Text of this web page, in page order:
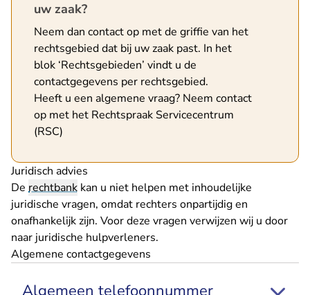
uw zaak?
Neem dan contact op met de griffie van het
rechtsgebied dat bij uw zaak past. In het
blok ‘Rechtsgebieden’ vindt u de
contactgegevens per rechtsgebied.
Heeft u een algemene vraag? Neem contact
op met het Rechtspraak Servicecentrum
(RSC)
Juridisch advies
De rechtbank kan u niet helpen met inhoudelijke
juridische vragen, omdat rechters onpartijdig en
onafhankelijk zijn. Voor deze vragen verwijzen wij u door
naar juridische hulpverleners.
Algemene contactgegevens
Algemeen telefoonnummer